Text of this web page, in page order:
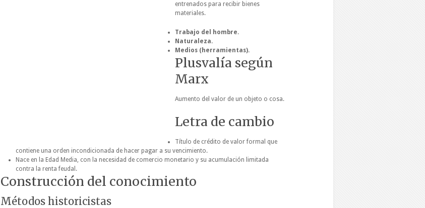
entrenados para recibir bienes
materiales.
Trabajo del hombre.
Naturaleza.
Medios (herramientas).
Plusvalía según
Marx
Aumento del valor de un objeto o cosa.
Letra de cambio
Título de crédito de valor formal que
contiene una orden incondicionada de hacer pagar a su vencimiento.
Nace en la Edad Media, con la necesidad de comercio monetario y su acumulación limitada
contra la renta feudal.
Construcción del conocimiento
Métodos historicistas